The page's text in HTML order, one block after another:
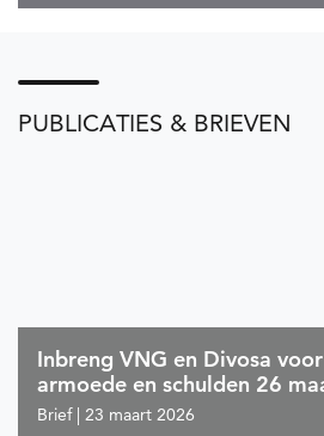
PUBLICATIES & BRIEVEN
Inbreng VNG en Divosa
armoede en schulden 26
Brief 23 maart 2026